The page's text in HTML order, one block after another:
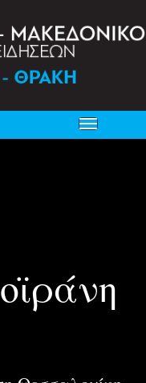
Toggle
navigation